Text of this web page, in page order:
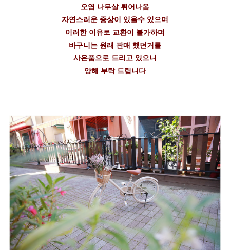
오염 나무살 튀어나옴
자연스러운 증상이 있을수 있으며
이러한 이유로 교환이 불가하며
바구니는 원래 판매 했던거를
사은품으로 드리고 있으니
양해 부탁 드립니다